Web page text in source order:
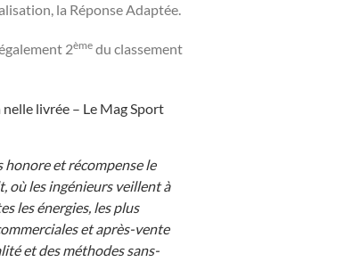
la Réponse Adaptée.
2ème du classement
nelle livrée – Le Mag Sport
et récompense le
où les ingénieurs veillent à
les énergies, les plus
et après-vente
et des méthodes sans-